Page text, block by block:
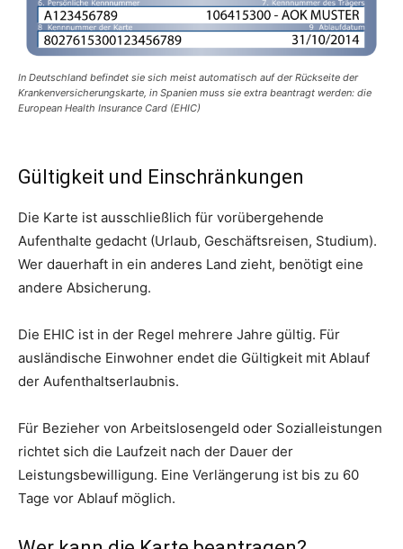
In Deutschland befindet sie sich meist automatisch auf der Rückseite der
Krankenversicherungskarte, in Spanien muss sie extra beantragt werden: die
European Health Insurance Card (EHIC)
Gültigkeit und Einschränkungen
Die Karte ist ausschließlich für vorübergehende
Aufenthalte gedacht (Urlaub, Geschäftsreisen, Studium).
Wer dauerhaft in ein anderes Land zieht, benötigt eine
andere Absicherung.
Die EHIC ist in der Regel mehrere Jahre gültig. Für
ausländische Einwohner endet die Gültigkeit mit Ablauf
der Aufenthaltserlaubnis.
Für Bezieher von Arbeitslosengeld oder Sozialleistungen
richtet sich die Laufzeit nach der Dauer der
Leistungsbewilligung. Eine Verlängerung ist bis zu 60
Tage vor Ablauf möglich.